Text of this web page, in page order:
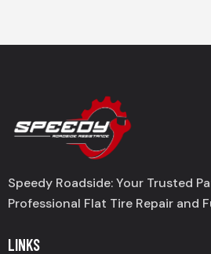
Speedy Roadside: Your Trusted
Professional Flat Tire Repair and
LINKS